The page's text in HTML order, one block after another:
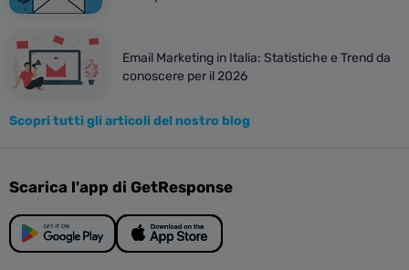
Email Marketing in Italia: Statistiche e Trend da
conoscere per il 2026
Scopri tutti gli articoli del nostro blog
Scarica l'app di GetResponse